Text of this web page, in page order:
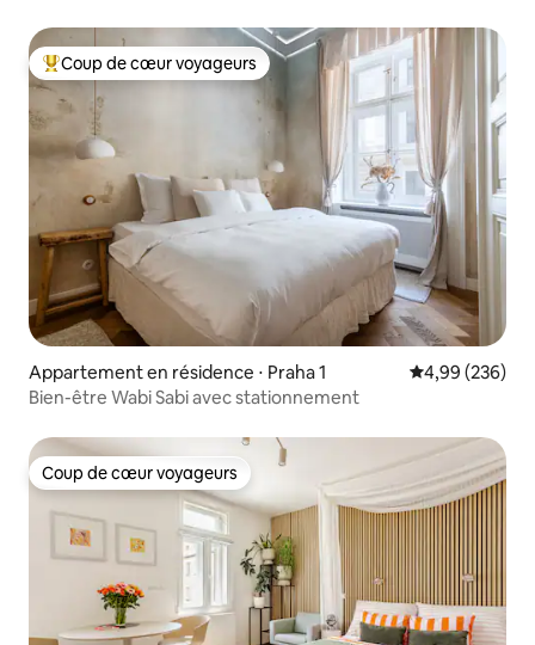
Coups de cœur voyageurs les plus appréciés
Coup de cœur voyageurs
Appartement en résidence ⋅ Praha 1 Évaluation
4,99 (236)
Bien-être Wabi Sabi avec stationnement
Coup de cœur voyageurs
Coup de cœur voyageurs